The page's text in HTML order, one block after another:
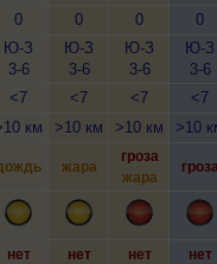
0
Ю-З
3-6
<7
км
нет
0
Ю-З
3-6
<7
>10 км
жара
нет
0
Ю-З
3-6
<7
>10 км
гроза
жара
нет
0
Ю-З
3-6
<7
>10
нет